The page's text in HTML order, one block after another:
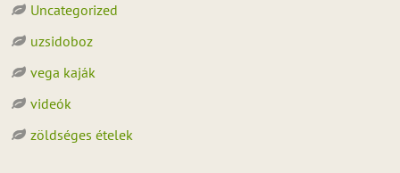
Uncategorized
uzsidoboz
vega kaják
videók
zöldséges ételek